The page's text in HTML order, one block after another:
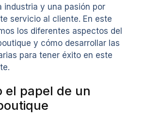
industria y una pasión por
servicio al cliente. En este
los diferentes aspectos del
y cómo desarrollar las
para tener éxito en este
el papel de un